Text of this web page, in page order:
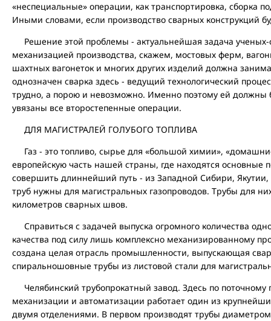
«неспециальные» операции, как транспортировка, сборка
Иными словами, если производство сварных конструкций
Решение этой проблемы - актуальнейшая задача
механизацией производства, скажем, мостовых ферм,
шахтных вагонеток и многих других изделий должна
однозначен сварка здесь - ведущий технологический
трудно, а порою и невозможно. Именно поэтому ей
увязаны все второстепенные операции.
ДЛЯ МАГИСТРАЛЕЙ ГОЛУБОГО ТОПЛИВА
Газ - это топливо, сырье для «большой химии»,
европейскую часть нашей страны, где находятся основные
совершить длиннейший путь - из Западной Сибири,
труб нужны для магистральных газопроводов. Трубы для
километров сварных швов.
Справиться с задачей выпуска огромного количества
качества под силу лишь комплексно механизированному
создана целая отрасль промышленности, выпускающая
спиральношовные трубы из листовой стали для
Челябинский трубопрокатный завод. Здесь по поточному
механизации и автоматизации работает один из
двумя отделениями. В первом производят трубы